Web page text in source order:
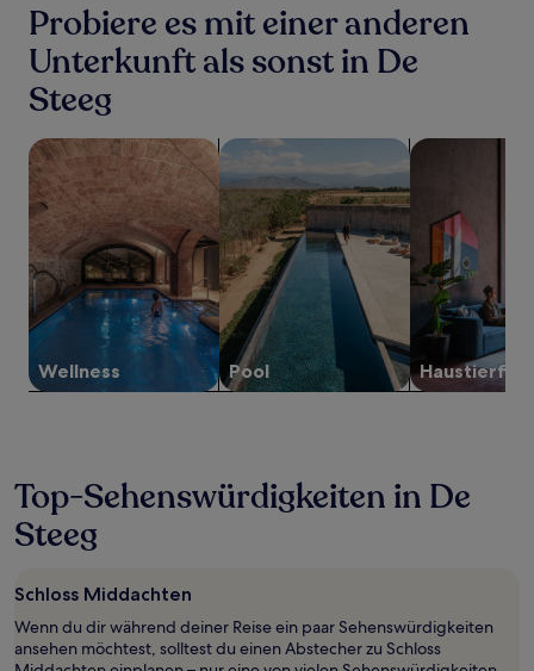
24 Stunden
für
einen
Aufenthalt
mit
1 Übernachtung
von
2 Erwachsenen
gefunden
wurde.
Preise
und
Verfügbarkeiten
können
sich
Es
können
Probiere es mit einer anderen
Unterkunft als sonst in De
Steeg
Wellness
Suche nach Unterkünften mit Wellness vor Ort
Pool
Suche nach Unterkünften mit Pool
Suche nach
Top-Sehenswürdigkeiten in De
Steeg
Schloss Middachten
Wenn du dir während deiner Reise ein paar Sehenswürdigkeiten
ansehen möchtest, solltest du einen Abstecher zu Schloss